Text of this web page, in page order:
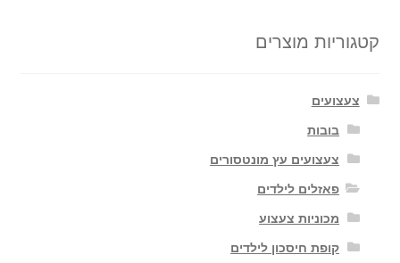
קטגוריות מוצרים
צעצועים
בובות
צעצועים עץ מונטסורים
פאזלים לילדים
מכוניות צעצוע
קופת חיסכון לילדים